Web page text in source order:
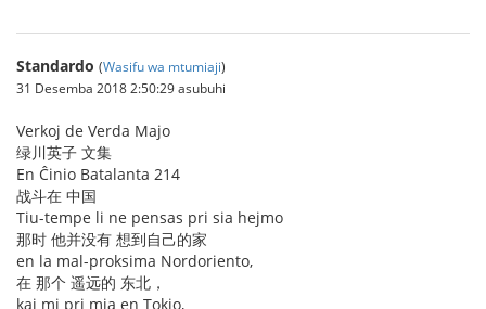
Standardo (Wasifu wa mtumiaji)
31 Desemba 2018 2:50:29 asubuhi
Verkoj de Verda Majo
绿川英子 文集
En Ĉinio Batalanta 214
战斗在 中国
Tiu-tempe li ne pensas pri sia hejmo
那时 他并没有 想到自己的家
en la mal-proksima Nordoriento,
在 那个 遥远的 东北，
kaj mi pri mia en Tokio,